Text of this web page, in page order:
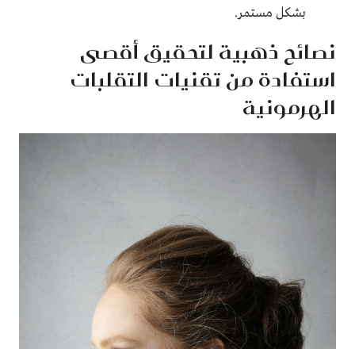
بشكل مستمر.
نصائح ذهبية لتحقيق أقصى
استفادة من تقنيات التقلبات
الهرمونية